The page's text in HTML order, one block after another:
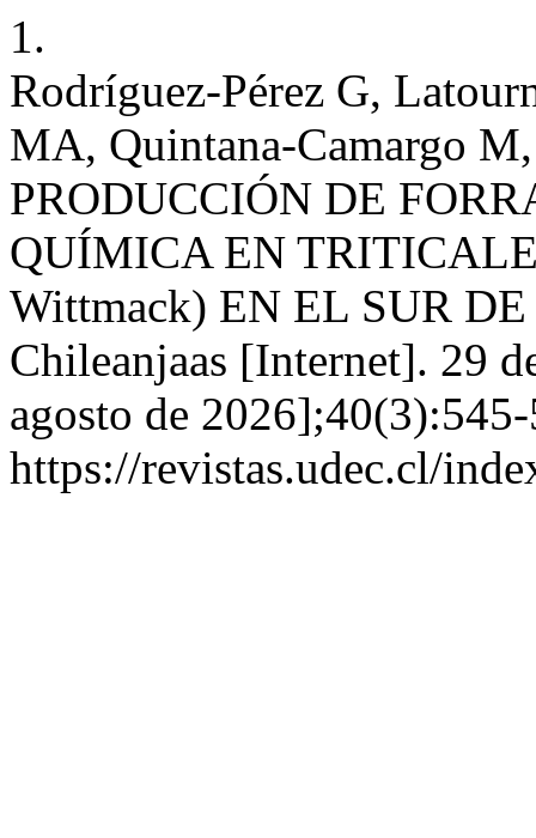
1.
Rodríguez-Pérez G,
MA, Quintana-Camargo
PRODUCCIÓN DE
QUÍMICA EN
Wittmack) EN EL SUR
Chileanjaas [Internet]. 29
agosto de
https://revistas.udec.cl/